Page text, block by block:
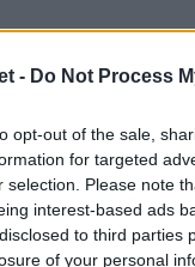
- Do Not Process
opt-out of the sale,
for targeted
selection. Please note
interest-based ads
to third parties
of your personal